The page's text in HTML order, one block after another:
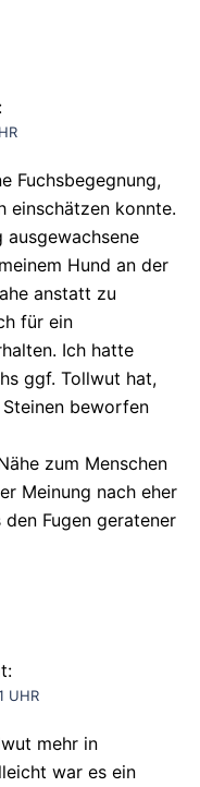
Fuchsbegegnung,
einschätzen konnte.
ausgewachsene
Hund an der
anstatt zu
für ein
Ich hatte
ggf. Tollwut hat,
beworfen
zum Menschen
Meinung nach eher
Fugen geratener
UHR
mehr in
war es ein